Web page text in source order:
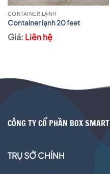
CONTAINER LẠNH
Container lạnh 20 feet
Liên hệ
CÔNG TY CỔ PHẦN BOX SMART
TRỤ SỞ CHÍNH